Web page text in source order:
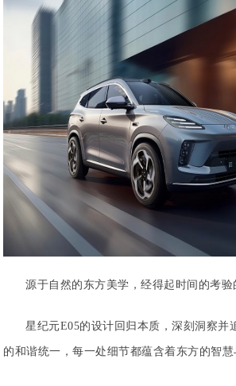
源于自然的东方美学，经得起时间的考验
星纪元E05的设计回归本质，深刻洞察并
的和谐统一，每一处细节都蕴含着东方的智慧